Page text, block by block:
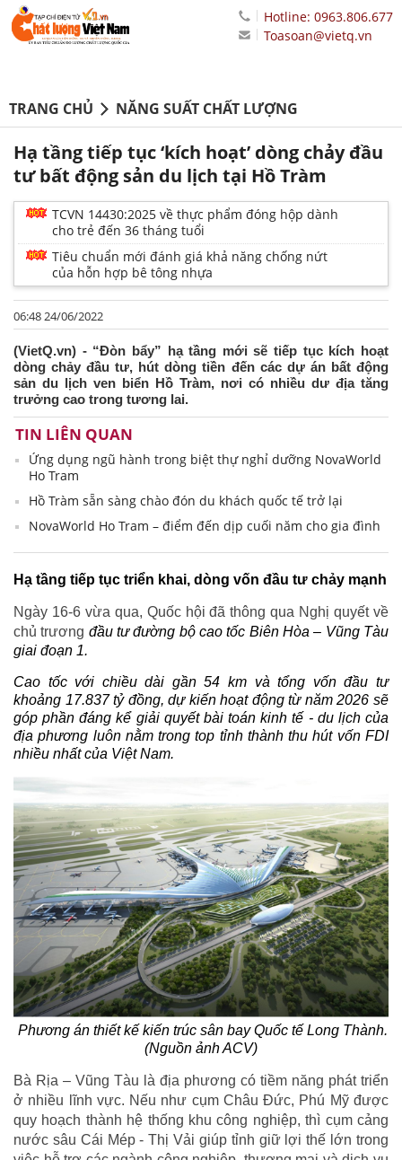
Hotline: 0963.806.677
Toasoan@vietq.vn
TRANG CHỦ NĂNG SUẤT CHẤT LƯỢNG
Hạ tầng tiếp tục ‘kích hoạt’ dòng chảy đầu
tư bất động sản du lịch tại Hồ Tràm
TCVN 14430:2025 về thực phẩm đóng hộp dành
cho trẻ đến 36 tháng tuổi
Tiêu chuẩn mới đánh giá khả năng chống nứt
của hỗn hợp bê tông nhựa
06:48 24/06/2022
(VietQ.vn) - “Đòn bẩy” hạ tầng mới sẽ tiếp tục kích hoạt
dòng chảy đầu tư, hút dòng tiền đến các dự án bất động
sản du lịch ven biển Hồ Tràm, nơi có nhiều dư địa tăng
trưởng cao trong tương lai.
TIN LIÊN QUAN
Ứng dụng ngũ hành trong biệt thự nghỉ dưỡng NovaWorld
Ho Tram
Hồ Tràm sẵn sàng chào đón du khách quốc tế trở lại
NovaWorld Ho Tram – điểm đến dịp cuối năm cho gia đình
Hạ tầng tiếp tục triển khai, dòng vốn đầu tư chảy mạnh
Ngày 16-6 vừa qua, Quốc hội đã thông qua Nghị quyết về
chủ trương đầu tư đường bộ cao tốc Biên Hòa – Vũng Tàu
giai đoạn 1.
Cao tốc với chiều dài gần 54 km và tổng vốn đầu tư
khoảng 17.837 tỷ đồng, dự kiến hoạt động từ năm 2026 sẽ
góp phần đáng kể giải quyết bài toán kinh tế - du lịch của
địa phương luôn nằm trong top tỉnh thành thu hút vốn FDI
nhiều nhất của Việt Nam.
Phương án thiết kế kiến trúc sân bay Quốc tế Long Thành.
(Nguồn ảnh ACV)
Bà Rịa – Vũng Tàu là địa phương có tiềm năng phát triển
ở nhiều lĩnh vực. Nếu như cụm Châu Đức, Phú Mỹ được
quy hoạch thành hệ thống khu công nghiệp, thì cụm cảng
nước sâu Cái Mép - Thị Vải giúp tỉnh giữ lợi thế lớn trong